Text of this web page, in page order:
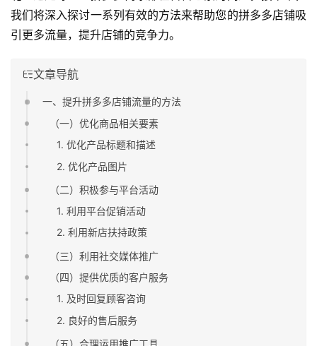
我们将深入探讨一系列有效的方法来帮助您的拼多多店铺吸
引更多流量，提升店铺的竞争力。
文章导航
一、提升拼多多店铺流量的方法
（一）优化商品相关要素
1. 优化产品标题和描述
2. 优化产品图片
（二）积极参与平台活动
1. 利用平台促销活动
2. 利用新店扶持政策
（三）利用社交媒体推广
（四）提供优质的客户服务
1. 及时回复顾客咨询
2. 良好的售后服务
（五）合理运用推广工具